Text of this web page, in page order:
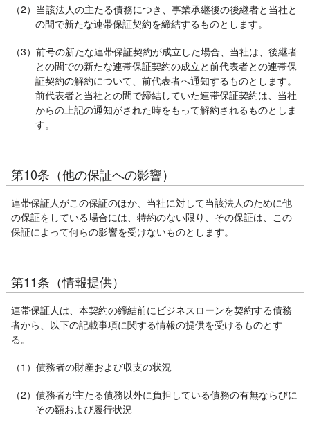
（2）当該法人の主たる債務につき、事業承継後の後継者と当社と
の間で新たな連帯保証契約を締結するものとします。
（3）前号の新たな連帯保証契約が成立した場合、当社は、後継者
との間での新たな連帯保証契約の成立と前代表者との連帯保
証契約の解約について、前代表者へ通知するものとします。
前代表者と当社との間で締結していた連帯保証契約は、当社
からの上記の通知がされた時をもって解約されるものとしま
す。
第10条（他の保証への影響）
連帯保証人がこの保証のほか、当社に対して当該法人のために他
の保証をしている場合には、特約のない限り、その保証は、この
保証によって何らの影響を受けないものとします。
第11条（情報提供）
連帯保証人は、本契約の締結前にビジネスローンを契約する債務
者から、以下の記載事項に関する情報の提供を受けるものとす
る。
（1）債務者の財産および収支の状況
（2）債務者が主たる債務以外に負担している債務の有無ならびに
その額および履行状況